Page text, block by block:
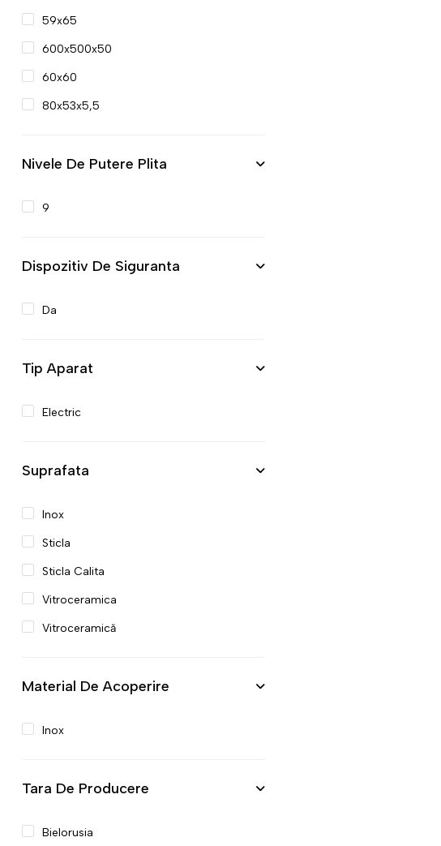
59x65
600x500x50
60x60
80x53x5,5
Nivele De Putere Plita
9
Dispozitiv De Siguranta
Da
Tip Aparat
Electric
Suprafata
Inox
Sticla
Sticla Calita
Vitroceramica
Vitroceramică
Material De Acoperire
Inox
Tara De Producere
Bielorusia